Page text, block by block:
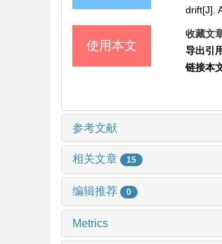
drift[J].
使用本文
收藏文
导出引
链接本
参考文献
相关文章 15
编辑推荐 0
Metrics